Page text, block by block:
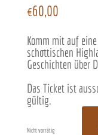
€60,00
Komm mit auf
schottischen
Geschichten über
Das Ticket ist
gültig.
Nicht vorrätig